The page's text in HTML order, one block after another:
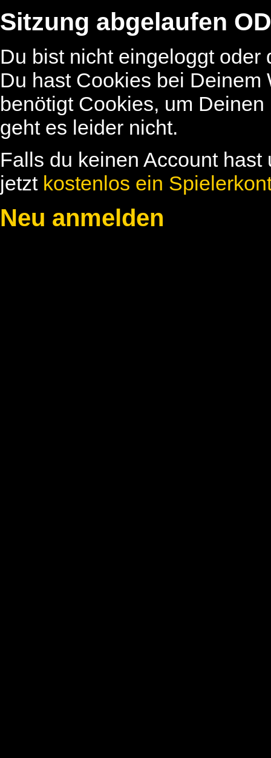
Sitzung abgelaufen
Du bist nicht eingeloggt
Du hast Cookies bei
benötigt Cookies, um
geht es leider nicht.
Falls du keinen Account
jetzt kostenlos ein
Neu anmelden